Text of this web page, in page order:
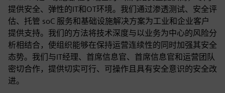
提供安全、弹性的IT和OT环境。我们通过渗透测试、安全评
估、托管 soC 服务和基础设施解决方案为工业和企业客户
提供支持。我们的方法将技术深度与以业务为中心的风险分
析相结合，使组织能够在保持运营连续性的同时加强其安全
态势。我们与IT经理、首席信息官、首席信息官和运营团队
密切合作，提供切实可行、可操作且具有安全意识的安全改
进。